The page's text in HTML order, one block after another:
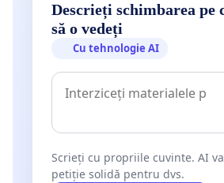
Descrieți schimbarea pe
să o vedeți
Cu tehnologie AI
Scrieți cu propriile cuvinte. AI
petiție solidă pentru dvs.